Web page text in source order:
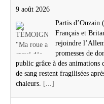
9 août 2026
Partis d’Onzain
Français et
rejoindre
promesses de
public grâce à des animations
de sang restent fragilisées
chaleurs. [...]